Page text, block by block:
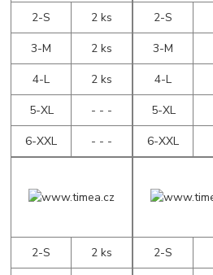
2-S
2 ks
3-M
2 ks
4-L
2 ks
5-XL
- - -
6-XXL
- - -
2-S
3-M
4-L
5-XL
6-XXL
2-S
2 ks
2-S